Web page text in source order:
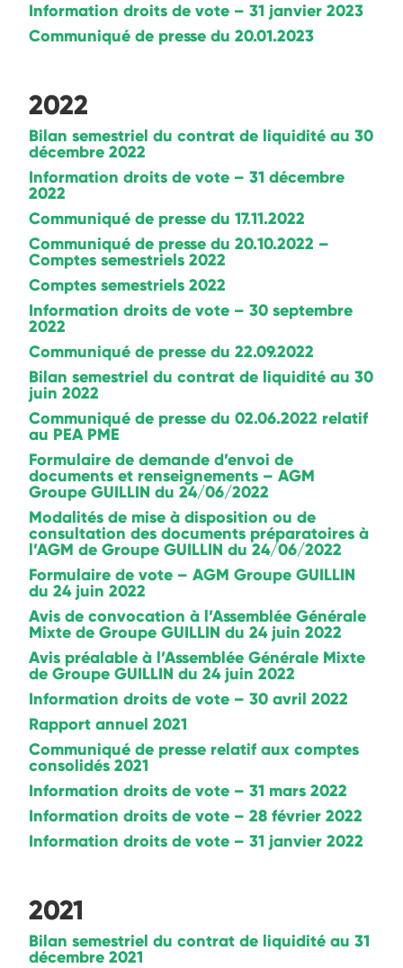
Information droits de vote – 31 janvier 2023
Communiqué de presse du 20.01.2023
2022
Bilan semestriel du contrat de liquidité au 30
décembre 2022
Information droits de vote – 31 décembre
2022
Communiqué de presse du 17.11.2022
Communiqué de presse du 20.10.2022 –
Comptes semestriels 2022
Comptes semestriels 2022
Information droits de vote – 30 septembre
2022
Communiqué de presse du 22.09.2022
Bilan semestriel du contrat de liquidité au 30
juin 2022
Communiqué de presse du 02.06.2022 relatif
au PEA PME
Formulaire de demande d’envoi de
documents et renseignements – AGM
Groupe GUILLIN du 24/06/2022
Modalités de mise à disposition ou de
consultation des documents préparatoires à
l’AGM de Groupe GUILLIN du 24/06/2022
Formulaire de vote – AGM Groupe GUILLIN
du 24 juin 2022
Avis de convocation à l’Assemblée Générale
Mixte de Groupe GUILLIN du 24 juin 2022
Avis préalable à l’Assemblée Générale Mixte
de Groupe GUILLIN du 24 juin 2022
Information droits de vote – 30 avril 2022
Rapport annuel 2021
Communiqué de presse relatif aux comptes
consolidés 2021
Information droits de vote – 31 mars 2022
Information droits de vote – 28 février 2022
Information droits de vote – 31 janvier 2022
2021
Bilan semestriel du contrat de liquidité au 31
décembre 2021